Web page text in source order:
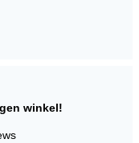
winkel!